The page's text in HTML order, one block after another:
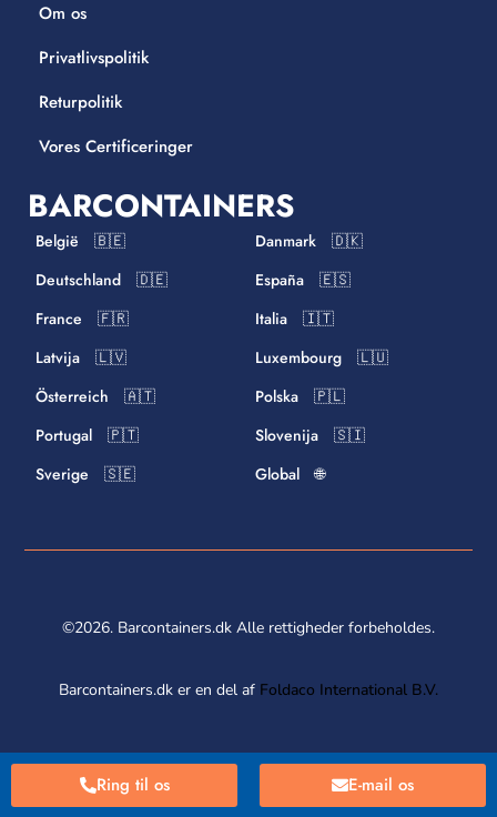
Om os
Privatlivspolitik
Returpolitik
Vores Certificeringer
BARCONTAINERS
België 🇧🇪
Danmark 🇩🇰
Deutschland 🇩🇪
España 🇪🇸
France 🇫🇷
Italia 🇮🇹
Latvija 🇱🇻
Luxembourg 🇱🇺
Österreich 🇦🇹
Polska 🇵🇱
Portugal 🇵🇹
Slovenija 🇸🇮
Sverige 🇸🇪
Global 🌐
©2026. Barcontainers.dk Alle rettigheder forbeholdes.
Barcontainers.dk er en del af Foldaco International B.V.
Ring til os E-mail os